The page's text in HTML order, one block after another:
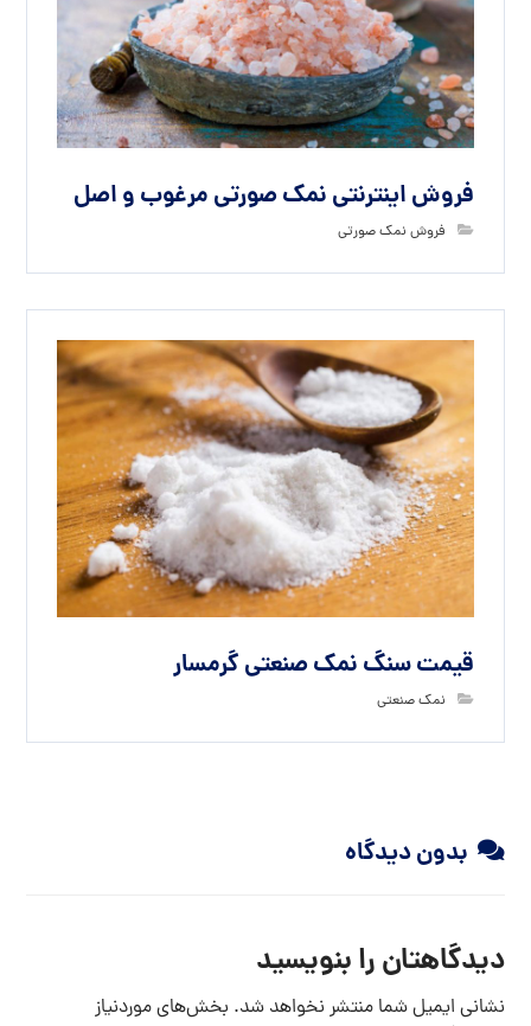
فروش اینترنتی نمک صورتی مرغوب و اصل
فروش نمک صورتی
قیمت سنگ نمک صنعتی گرمسار
نمک صنعتی
بدون دیدگاه
دیدگاهتان را بنویسید
نشانی ایمیل شما منتشر نخواهد شد. بخش‌های موردنیاز